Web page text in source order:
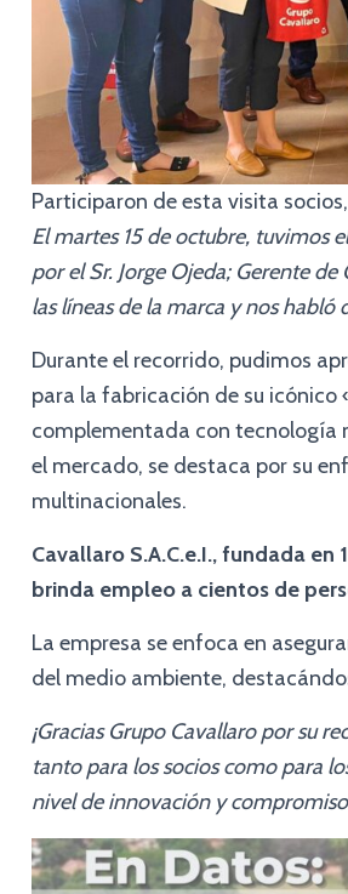
Participaron de esta visita
El martes 15 de octubre, tuvimos
por el Sr. Jorge Ojeda; Gerente
las líneas de la marca y nos habló
Durante el recorrido, pudimos
para la fabricación de su
complementada con tecnología
el mercado, se destaca por su
multinacionales.
Cavallaro S.A.C.e.I., fundada
brinda empleo a cientos de
La empresa se enfoca en
del medio ambiente,
¡Gracias Grupo Cavallaro por su
tanto para los socios como para
nivel de innovación y